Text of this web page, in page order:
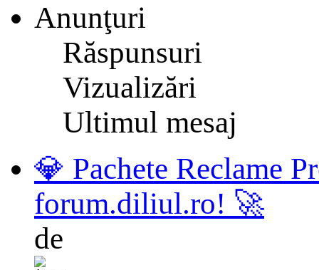
Anunţuri
Răspunsuri
Vizualizări
Ultimul mesaj
💎 Pachete Reclame
forum.diliul.ro! 🚀
de